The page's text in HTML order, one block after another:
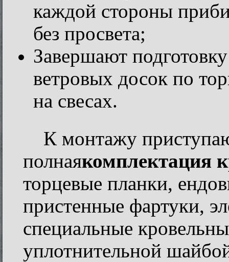
каждой стороны
без просвета;
Завершают
ветровых досок по
на свесах.
К монтажу
полнаякомплектация
торцевые планки,
пристенные фартуки,
специальные
уплотнительной